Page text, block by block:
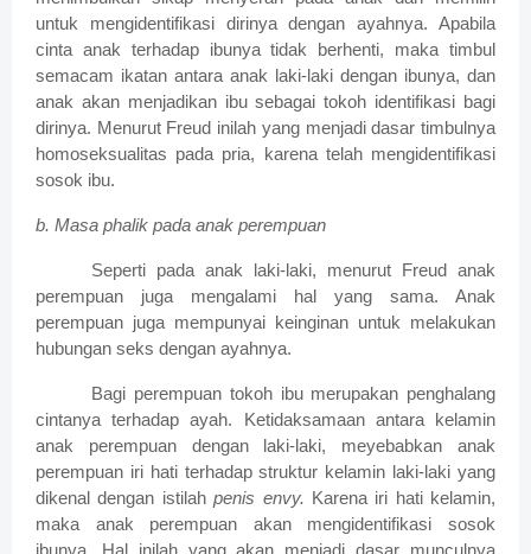
untuk mengidentifikasi dirinya dengan ayahnya. Apabila
cinta anak terhadap ibunya tidak berhenti, maka timbul
semacam ikatan antara anak laki-laki dengan ibunya, dan
anak akan menjadikan ibu sebagai tokoh identifikasi bagi
dirinya. Menurut Freud inilah yang menjadi dasar timbulnya
homoseksualitas pada pria, karena telah mengidentifikasi
sosok ibu.
b. Masa phalik pada anak perempuan
Seperti pada anak laki-laki, menurut Freud anak
perempuan juga mengalami hal yang sama. Anak
perempuan juga mempunyai keinginan untuk melakukan
hubungan seks dengan ayahnya.
Bagi perempuan tokoh ibu merupakan penghalang
cintanya terhadap ayah. Ketidaksamaan antara kelamin
anak perempuan dengan laki-laki, meyebabkan anak
perempuan iri hati terhadap struktur kelamin laki-laki yang
dikenal dengan istilahpenis envy. Karena iri hati kelamin,
maka anak perempuan akan mengidentifikasi sosok